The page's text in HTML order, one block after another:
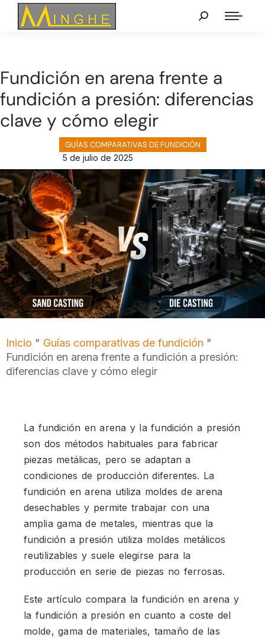
Fundición en arena frente a
fundición a presión: diferencias
clave y cómo elegir
5 de julio de 2025
GUÍAS COMPARATIVAS DE FUNDICIÓN
Inicio " Guías comparativas de fundición "
Fundición en arena frente a fundición a presión:
diferencias clave y cómo elegir
La fundición en arena y la fundición a presión
son dos métodos habituales para fabricar
piezas metálicas, pero se adaptan a
condiciones de producción diferentes. La
fundición en arena utiliza moldes de arena
desechables y permite trabajar con una
amplia gama de metales, mientras que la
fundición a presión utiliza moldes metálicos
reutilizables y suele elegirse para la
producción en serie de piezas no ferrosas.
Este artículo compara la fundición en arena y
la fundición a presión en cuanto a coste del
molde, gama de materiales, tamaño de las